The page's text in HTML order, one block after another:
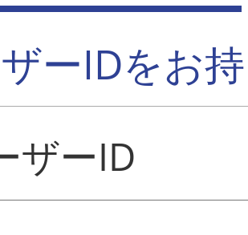
ーIDをお
ザーID